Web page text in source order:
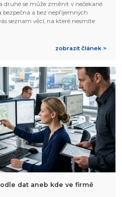
druhé se může změnit v nečekané
bezpečná a bez nepříjemných
seznam věcí, na které nesmíte
zobrazit článek >
dat aneb kde ve firmě